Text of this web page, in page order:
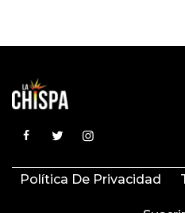
Política De Privacidad